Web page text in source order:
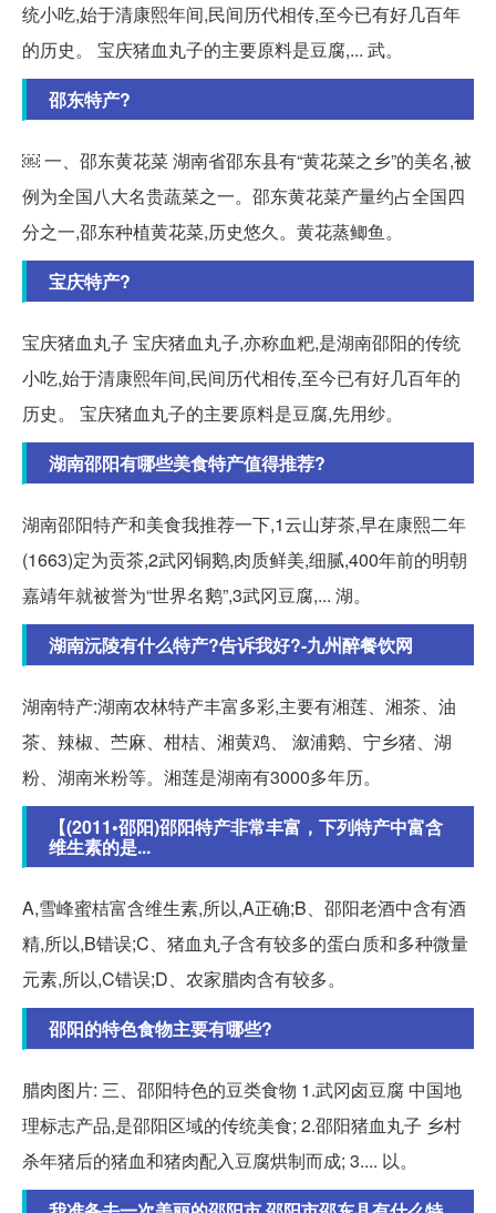
统小吃,始于清康熙年间,民间历代相传,至今已有好几百年
的历史。 宝庆猪血丸子的主要原料是豆腐,... 武。
邵东特产?
￼ 一、邵东黄花菜 湖南省邵东县有“黄花菜之乡”的美名,被
例为全国八大名贵蔬菜之一。邵东黄花菜产量约占全国四
分之一,邵东种植黄花菜,历史悠久。黄花蒸鲫鱼。
宝庆特产?
宝庆猪血丸子 宝庆猪血丸子,亦称血粑,是湖南邵阳的传统
小吃,始于清康熙年间,民间历代相传,至今已有好几百年的
历史。 宝庆猪血丸子的主要原料是豆腐,先用纱。
湖南邵阳有哪些美食特产值得推荐?
湖南邵阳特产和美食我推荐一下,1云山芽茶,早在康熙二年
(1663)定为贡茶,2武冈铜鹅,肉质鲜美,细腻,400年前的明朝
嘉靖年就被誉为“世界名鹅”,3武冈豆腐,... 湖。
湖南沅陵有什么特产?告诉我好?-九州醉餐饮网
湖南特产:湖南农林特产丰富多彩,主要有湘莲、湘茶、油
茶、辣椒、苎麻、柑桔、湘黄鸡、 溆浦鹅、宁乡猪、湖
粉、湖南米粉等。湘莲是湖南有3000多年历。
【(2011•邵阳)邵阳特产非常丰富，下列特产中富含
维生素的是...
A,雪峰蜜桔富含维生素,所以,A正确;B、邵阳老酒中含有酒
精,所以,B错误;C、猪血丸子含有较多的蛋白质和多种微量
元素,所以,C错误;D、农家腊肉含有较多。
邵阳的特色食物主要有哪些?
腊肉图片: 三、邵阳特色的豆类食物 1.武冈卤豆腐 中国地
理标志产品,是邵阳区域的传统美食; 2.邵阳猪血丸子 乡村
杀年猪后的猪血和猪肉配入豆腐烘制而成; 3.... 以。